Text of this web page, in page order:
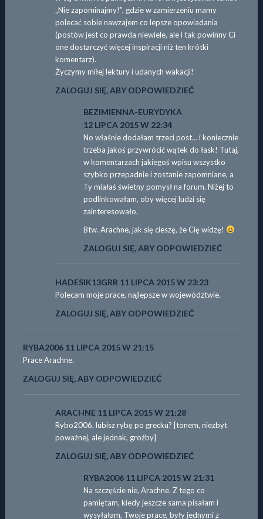
„Nie zapominajmy!”, gdzie w zamierzeniu mamy
polecać sobie nawzajem co lepsze opowiadania
(postów jest co prawda niewiele, ale i tak powinny Ci
one dostarczyć więcej inspiracji niż ten krótki
komentarz).
Życzymy miłej lektury i udanych wakacji!
ZALOGUJ SIĘ, ABY ODPOWIEDZIEĆ
BEZIMIENNA-EURYDYKA
12 LIPCA 2015 W 22:34
No właśnie dodałam trzeci post… i koniecznie
trzeba jakoś przywrócić wątek do łask! Tutaj,
w komentarzach jakiegoś wpisu wszystko
szybko przepadnie i zostanie zapomniane, a
Ty miałaś świetny pomysł na forum. Niżej to
podlinkowałam, oby więcej ludzi się
zainteresowało.
Btw. Arachne, jak się cieszę, że Cię widzę!
ZALOGUJ SIĘ, ABY ODPOWIEDZIEĆ
HADESIK13GRR 11 LIPCA 2015 W 23:23
Polecam moje prace, najlepsze w województwie.
ZALOGUJ SIĘ, ABY ODPOWIEDZIEĆ
RYBA2006 11 LIPCA 2015 W 21:15
Prace Arachne.
ZALOGUJ SIĘ, ABY ODPOWIEDZIEĆ
ARACHNE 11 LIPCA 2015 W 21:28
Rybo2006, lubisz rybę po grecku? [tonem, niezbyt
poważnej, ale jednak, groźby]
ZALOGUJ SIĘ, ABY ODPOWIEDZIEĆ
RYBA2006 11 LIPCA 2015 W 21:31
Na szczęście nie, Arachne. Z tego co
pamiętam, kiedy jeszcze sama pisałam i
wysyłałam, Twoje prace, były jednymi z